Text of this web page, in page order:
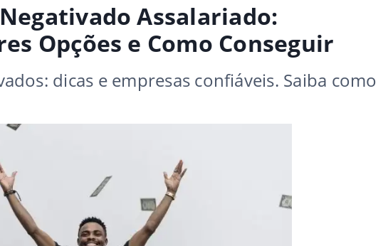
Assalariado:
Opções e Como Conseguir
dicas e empresas confiáveis. Saiba como